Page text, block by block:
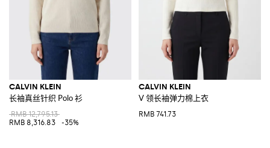
CALVIN KLEIN
长袖真丝针织 Polo 衫
RMB 12,795.13
RMB 8,316.83
-35%
CALVIN KLEIN
V 领长袖弹力棉上衣
RMB 741.73